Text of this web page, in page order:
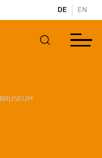
DE EN
BRUSEUM